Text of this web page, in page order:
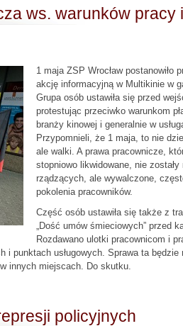
ws. warunków pracy
1 maja ZSP Wrocław postanowiło
akcję informacyjną w Multikinie w
Grupa osób ustawiła się przed
protestując przeciwko warunkom
branży kinowej i generalnie w
Przypomnieli, że 1 maja, to nie
ale walki. A prawa pracownicze,
stopniowo likwidowane, nie zostały
rządzących, ale wywalczone,
pokolenia pracowników.
Część osób ustawiła się także z
„Dość umów śmieciowych” przed
Rozdawano ulotki pracownicom i
punktach usługowych. Sprawa ta będzie
innych miejscach. Do skutku.
policyjnych